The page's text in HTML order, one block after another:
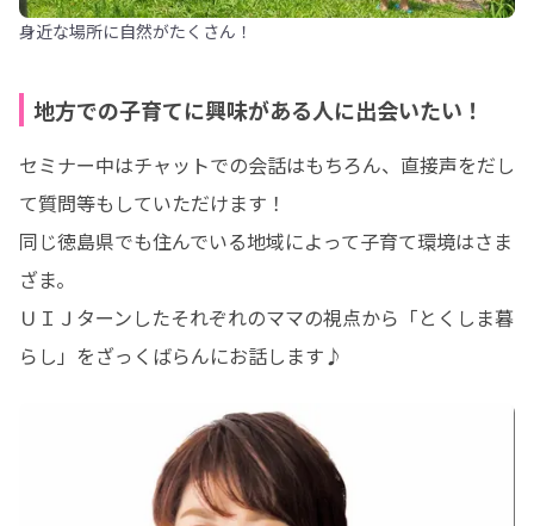
身近な場所に自然がたくさん！
地方での子育てに興味がある人に出会いたい！
セミナー中はチャットでの会話はもちろん、直接声をだし
て質問等もしていただけます！
同じ徳島県でも住んでいる地域によって子育て環境はさま
ざま。
ＵＩＪターンしたそれぞれのママの視点から「とくしま暮
らし」をざっくばらんにお話します♪